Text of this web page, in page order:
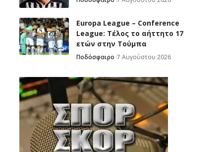
Europa League – Conference
League: Τέλος το αήττητο 17
ετών στην Τούμπα
Ποδόσφαιρο 7 Αυγούστου 2026